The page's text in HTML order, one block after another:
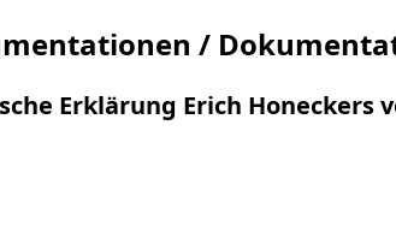
/
Erklärung Erich Honeckers